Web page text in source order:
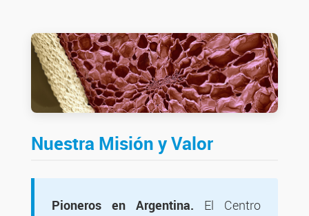
Nuestra Misión y Valor
Pioneros en Argentina. El Centro